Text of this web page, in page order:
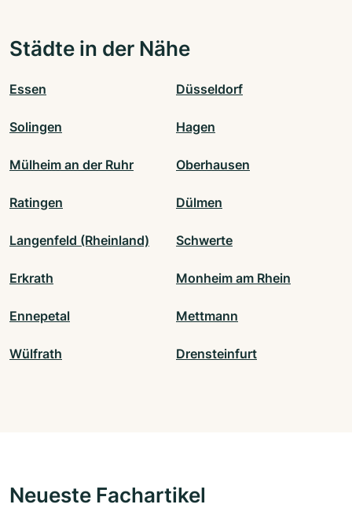
Städte in der Nähe
Essen Düsseldorf
Solingen Hagen
Mülheim an der Ruhr Oberhausen
Ratingen Dülmen
Langenfeld (Rheinland) Schwerte
Erkrath Monheim am Rhein
Ennepetal Mettmann
Wülfrath Drensteinfurt
Neueste Fachartikel